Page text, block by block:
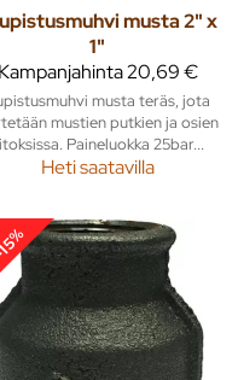
musta 2" x
1"
Kampanjahinta20,69 €
musta teräs, jota
mustien putkien ja osien
Paineluokka 25bar...
Heti saatavilla